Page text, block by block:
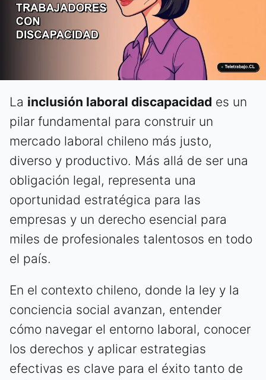
La inclusión laboral discapacidad es un
pilar fundamental para construir un
mercado laboral chileno más justo,
diverso y productivo. Más allá de ser una
obligación legal, representa una
oportunidad estratégica para las
empresas y un derecho esencial para
miles de profesionales talentosos en todo
el país.
En el contexto chileno, donde la ley y la
conciencia social avanzan, entender
cómo navegar el entorno laboral, conocer
los derechos y aplicar estrategias
efectivas es clave para el éxito tanto de